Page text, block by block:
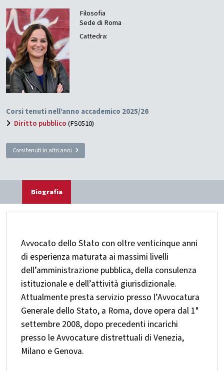
Filosofia
Sede di Roma
Cattedra:
Corsi tenuti nell’anno accademico 2025/26
Diritto pubblico(FS0510)
Corsi tenuti in altri anni
Biografia
Avvocato dello Stato con oltre venticinque anni
di esperienza maturata ai massimi livelli
dell’amministrazione pubblica, della consulenza
istituzionale e dell’attività giurisdizionale.
Attualmente presta servizio presso l’Avvocatura
Generale dello Stato, a Roma, dove opera dal 1°
settembre 2008, dopo precedenti incarichi
presso le Avvocature distrettuali di Venezia,
Milano e Genova.